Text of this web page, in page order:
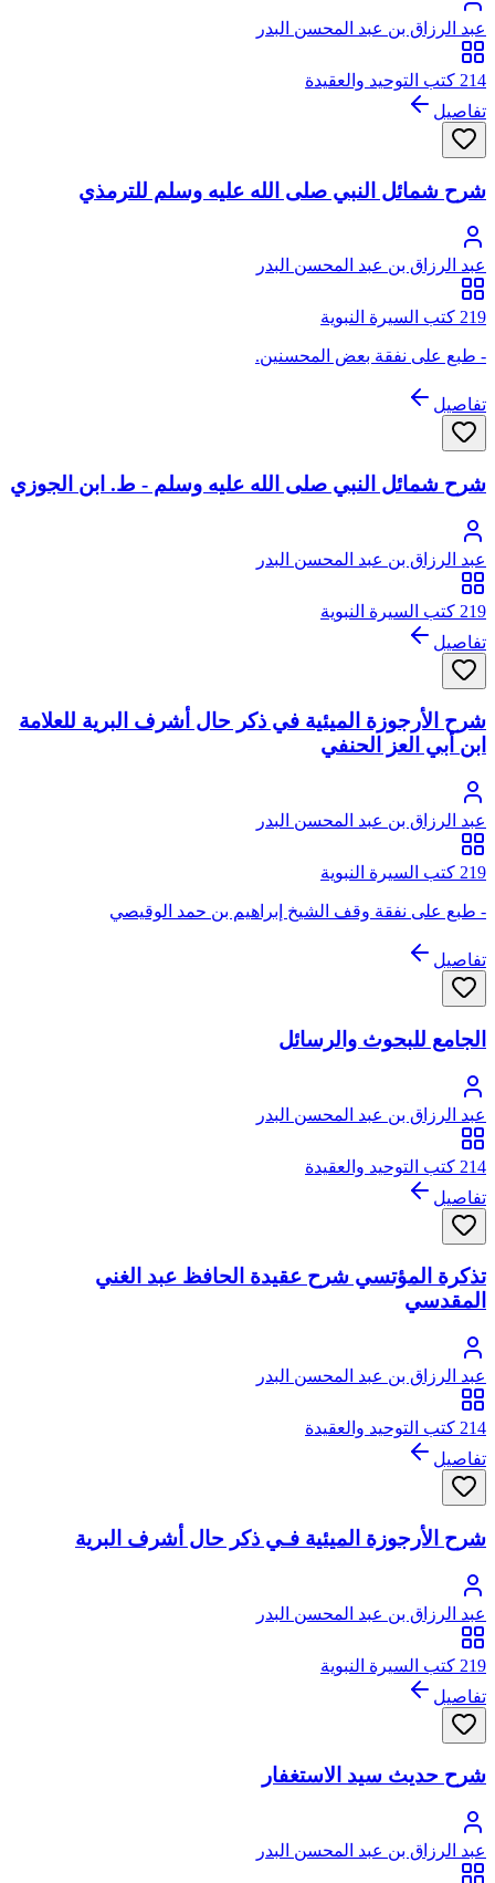
عبد الرزاق بن عبد المحسن البدر
214 كتب التوحيد والعقيدة
تفاصيل
شرح شمائل النبي صلى الله عليه وسلم للترمذي
عبد الرزاق بن عبد المحسن البدر
219 كتب السيرة النبوية
- طبع على نفقة بعض المحسنين.
تفاصيل
شرح شمائل النبي صلى الله عليه وسلم - ط. ابن الجوزي
عبد الرزاق بن عبد المحسن البدر
219 كتب السيرة النبوية
تفاصيل
شرح الأرجوزة الميئية في ذكر حال أشرف البرية للعلامة
ابن أبي العز الحنفي
عبد الرزاق بن عبد المحسن البدر
219 كتب السيرة النبوية
- طبع على نفقة وقف الشيخ إبراهيم بن حمد الوقيصي
تفاصيل
الجامع للبحوث والرسائل
عبد الرزاق بن عبد المحسن البدر
214 كتب التوحيد والعقيدة
تفاصيل
تذكرة المؤتسي شرح عقيدة الحافظ عبد الغني
المقدسي
عبد الرزاق بن عبد المحسن البدر
214 كتب التوحيد والعقيدة
تفاصيل
شرح الأرجوزة الميئية فـي ذكر حال أشرف البرية
عبد الرزاق بن عبد المحسن البدر
219 كتب السيرة النبوية
تفاصيل
شرح حديث سيد الاستغفار
عبد الرزاق بن عبد المحسن البدر